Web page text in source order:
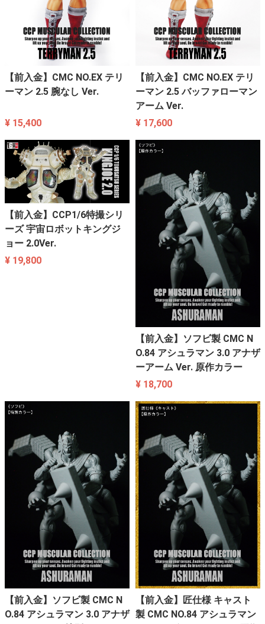
【前入金】CMC NO.EX テリ
ーマン 2.5 腕なし Ver.
¥ 15,400
【前入金】CMC NO.EX テリ
ーマン 2.5 バッファローマン
アーム Ver.
¥ 17,600
【前入金】CCP1/6特撮シリ
ーズ 宇宙ロボットキングジ
ョー 2.0Ver.
¥ 19,800
【前入金】ソフビ製 CMC N
O.84 アシュラマン 3.0 アナザ
ーアーム Ver. 原作カラー
¥ 18,700
【前入金】ソフビ製 CMC N
O.84 アシュラマン 3.0 アナザ
【前入金】匠仕様 キャスト
製 CMC NO.84 アシュラマン